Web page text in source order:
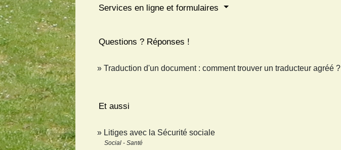
Services en ligne et formulaires
Questions ? Réponses !
Traduction d'un document : comment trouver un traducteur agréé ?
Et aussi
Litiges avec la Sécurité sociale
Social - Santé